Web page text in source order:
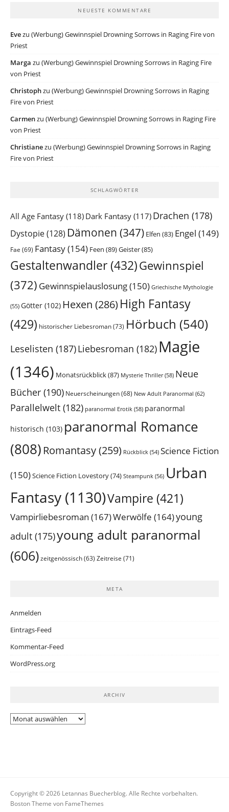
NEUESTE KOMMENTARE
Evezu (Werbung) Gewinnspiel Drowning Sorrows in Raging Fire von
Priest
Marga zu (Werbung) Gewinnspiel Drowning Sorrows in Raging Fire
von Priest
Christophzu (Werbung) Gewinnspiel Drowning Sorrows in Raging
Fire von Priest
Carmenzu (Werbung) Gewinnspiel Drowning Sorrows in Raging Fire
von Priest
Christianezu (Werbung) Gewinnspiel Drowning Sorrows in Raging
Fire von Priest
SCHLAGWÖRTER
All Age Fantasy (118) Dark Fantasy (117) Drachen (178)
Dystopie(128) Dämonen (347) Elfen (83) Engel (149)
Fae (69) Fantasy(154) Feen (89)Geister(85)
Gestaltenwandler (432)Gewinnspiel
(372) Gewinnspielauslosung(150) Griechische Mythologie
(55) Götter (102) Hexen (286) High Fantasy
(429) historischer Liebesroman(73) Hörbuch (540)
Leselisten (187)Liebesroman (182) Magie
(1346) Monatsrückblick(87) Mysterie Thriller(58) Neue
Bücher (190) Neuerscheinungen(68) New Adult Paranormal (62)
Parallelwelt (182) paranormal Erotik (58) paranormal
historisch (103) paranormal Romance
(808) Romantasy(259) Rückblick (54) Science Fiction
(150)Science Fiction Lovestory(74) Steampunk (56) Urban
Fantasy (1130)Vampire (421)
Vampirliebesroman (167)Werwölfe (164)young
adult (175)young adult paranormal
(606) zeitgenössisch (63) Zeitreise (71)
META
Anmelden
Eintrags-Feed
Kommentar-Feed
WordPress.org
ARCHIV
Archiv
Copyright © 2026 Letannas Buecherblog. Alle Rechte vorbehalten.
Boston Theme von FameThemes